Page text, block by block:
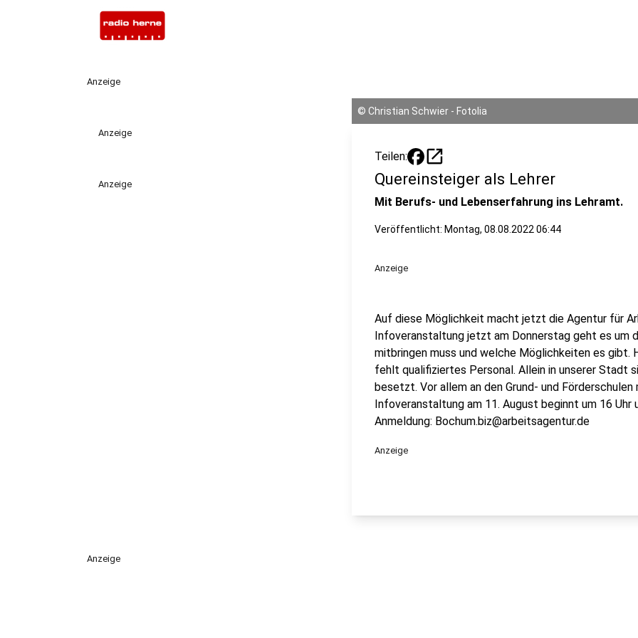
Anzeige
Anzeige
Anzeige
© Christian Schwier - Fotolia
Teilen: open_in_new
Quereinsteiger als Lehrer
Mit Berufs- und Lebenserfahrung ins Lehramt.
Veröffentlicht: Montag, 08.08.2022 06:44
Anzeige
Auf diese Möglichkeit macht jetzt die Agentur für
Infoveranstaltung jetzt am Donnerstag geht es um
mitbringen muss und welche Möglichkeiten es gibt.
fehlt qualifiziertes Personal. Allein in unserer Stadt
besetzt. Vor allem an den Grund- und Förderschulen
Infoveranstaltung am 11. August beginnt um 16
Anmeldung: Bochum.biz@arbeitsagentur.de
Anzeige
Anzeige